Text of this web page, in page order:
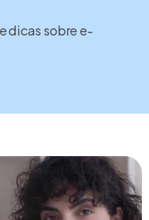
dicas sobre e-